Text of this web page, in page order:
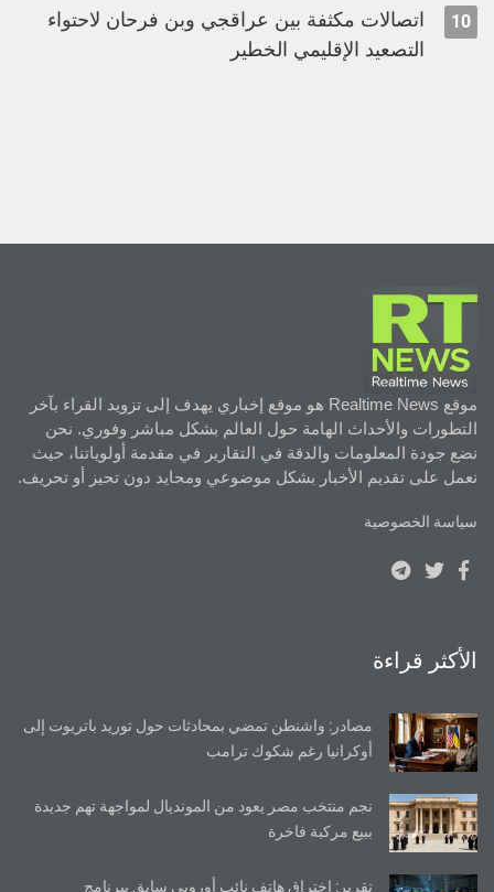
10
اتصالات مكثفة بين عراقجي وبن فرحان لاحتواء
التصعيد الإقليمي الخطير
موقع Realtime News هو موقع إخباري يهدف إلى تزويد القراء بآخر
التطورات والأحداث الهامة حول العالم بشكل مباشر وفوري. نحن
نضع جودة المعلومات والدقة في التقارير في مقدمة أولوياتنا، حيث
نعمل على تقديم الأخبار بشكل موضوعي ومحايد دون تحيز أو تحريف.
سياسة الخصوصية
الأكثر قراءة
مصادر: واشنطن تمضي بمحادثات حول توريد باتريوت إلى
أوكرانيا رغم شكوك ترامب
نجم منتخب مصر يعود من المونديال لمواجهة تهم جديدة
ببيع مركبة فاخرة
تقرير: اختراق هاتف نائب أوروبي سابق ببرنامج